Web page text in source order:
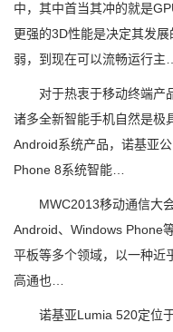
中，其中首当其冲的就是
更强的3D性能是决定其发
弱，到现在可以流畅运行主…
对于热衷于移动终端产品
诸多全新智能手机自然是极
Android系统产品，诺基亚
Phone 8系统智能…
MWC2013移动通信大会
Android、Windows Phone
平板等多个领域，以一种近
高通也…
诺基亚Lumia 520定位于